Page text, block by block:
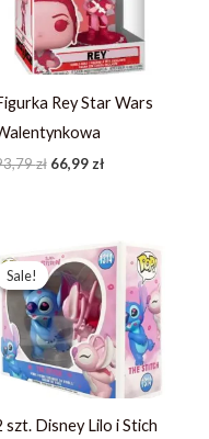
Rey Star Wars
zł 66,99zł
Sale!
Sale!
szt. Disney Lilo i Stich
Pierwotna
cena
wynosiła:
367,49 zł.
Aktualna
cena
wynosi:
244,99 zł.